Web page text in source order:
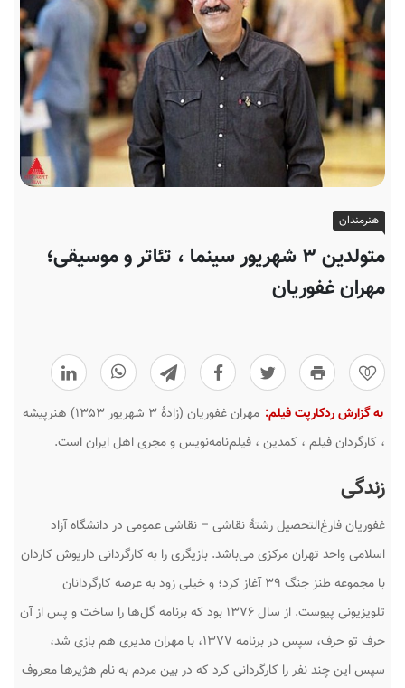
هنرمندان
متولدین ۳ شهریور سینما ، تئاتر و موسیقی؛
مهران غفوریان
0
به گزارش ردکارپت فیلم:
مهران غفوریان (زادهٔ ۳ شهریور ۱۳۵۳) هنرپیشه
، کارگردان فیلم ، کمدین ، فیلم‌نامه‌نویس و مجری اهل ایران است.
زندگی
غفوریان فارغ‌التحصیل رشتهٔ نقاشی – نقاشی عمومی در دانشگاه آزاد
اسلامی واحد تهران مرکزی می‌باشد. بازیگری را به کارگردانی داریوش کاردان
با مجموعه طنز جنگ ۳۹ آغاز کرد؛ و خیلی زود به عرصه کارگردانان
تلویزیونی پیوست. از سال ۱۳۷۶ بود که برنامه گل‌ها را ساخت و پس از آن
حرف تو حرف، سپس در برنامه ۱۳۷۷، با مهران مدیری هم بازی شد،
سپس این چند نفر را کارگردانی کرد که در بین مردم به نام هژیرها معروف